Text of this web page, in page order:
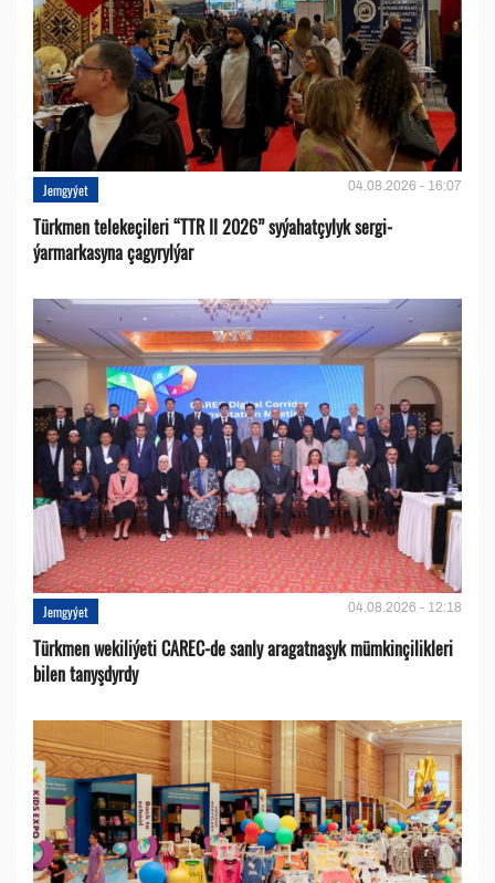
Jemgyýet 04.08.2026 - 16:07
Türkmen telekeçileri “TTR II 2026” syýahatçylyk sergi-
ýarmarkasyna çagyrylýar
Jemgyýet 04.08.2026 - 12:18
Türkmen wekiliýeti CAREC-de sanly aragatnaşyk mümkinçilikleri
bilen tanyşdyrdy